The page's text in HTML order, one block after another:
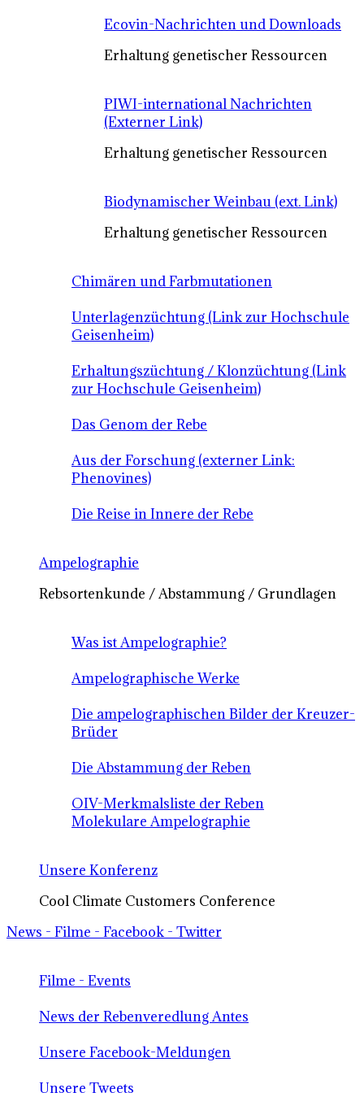
Ecovin-Nachrichten und Downloads
Erhaltung genetischer Ressourcen
PIWI-international Nachrichten
(Externer Link)
Erhaltung genetischer Ressourcen
Biodynamischer Weinbau (ext. Link)
Erhaltung genetischer Ressourcen
Chimären und Farbmutationen
Unterlagenzüchtung (Link zur Hochschule
Geisenheim)
Erhaltungszüchtung / Klonzüchtung (Link
zur Hochschule Geisenheim)
Das Genom der Rebe
Aus der Forschung (externer Link:
Phenovines)
Die Reise in Innere der Rebe
Ampelographie
Rebsortenkunde / Abstammung / Grundlagen
Was ist Ampelographie?
Ampelographische Werke
Die ampelographischen Bilder der Kreuzer-
Brüder
Die Abstammung der Reben
OIV-Merkmalsliste der Reben
Molekulare Ampelographie
Unsere Konferenz
Cool Climate Customers Conference
News - Filme - Facebook - Twitter
Filme - Events
News der Rebenveredlung Antes
Unsere Facebook-Meldungen
Unsere Tweets